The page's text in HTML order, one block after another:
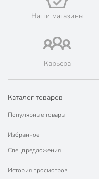
Наши магазины
Карьера
Каталог товаров
Популярные товары
Избранное
Спецпредложения
История просмотров